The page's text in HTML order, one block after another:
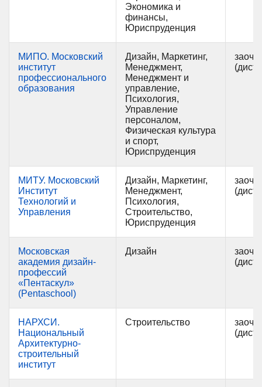
Экономика и
финансы,
Юриспруденция
МИПО. Московский
институт
профессионального
образования
Дизайн, Маркетинг,
Менеджмент,
Менеджмент и
управление,
Психология,
Управление
персоналом,
Физическая культура
и спорт,
Юриспруденция
МИТУ. Московский
Институт
Технологий и
Управления
Дизайн, Маркетинг,
Менеджмент,
Психология,
Строительство,
Юриспруденция
Московская
академия дизайн-
профессий
«Пентаскул»
(Pentaschool)
Дизайн
НАРХСИ.
Национальный
Архитектурно-
строительный
институт
Строительство